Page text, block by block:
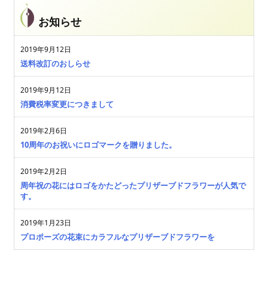
お知らせ
2019年9月12日
送料改訂のおしらせ
2019年9月12日
消費税率変更につきまして
2019年2月6日
10周年のお祝いにロゴマークを贈りました。
2019年2月2日
周年祝の花にはロゴをかたどったプリザーブドフラワーが人気で
す。
2019年1月23日
プロポーズの花束にカラフルなプリザーブドフラワーを